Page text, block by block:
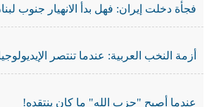
فجأة دخلت إيران: فهل بدأ الانهيار جنوب
أزمة النخب العربية: عندما تنتصر
عندما أصبح "حزب الله" ما كان ينتقده!